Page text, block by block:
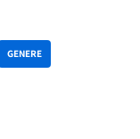
GENERE